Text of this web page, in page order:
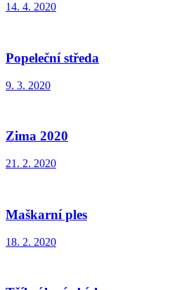
14. 4. 2020
Popeleční středa
9. 3. 2020
Zima 2020
21. 2. 2020
Maškarní ples
18. 2. 2020